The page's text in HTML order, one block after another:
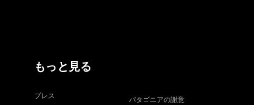
もっと見る
プレス パタゴニアの謝意